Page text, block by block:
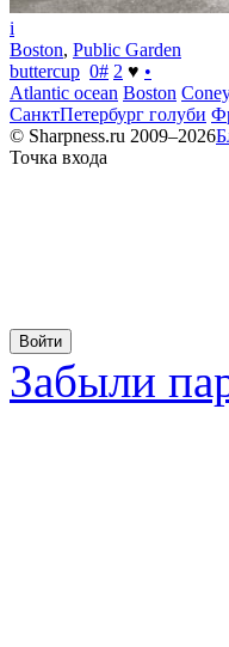
i
Boston, Public Garden
buttercup 0# 2 ♥ •
Atlantic ocean Boston
СанктПетербург голуби
© Sharpness.ru 2009–2026
Точка входа
Забыли